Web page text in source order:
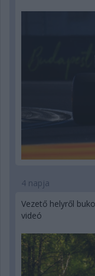
4 napja
Vezető helyről
videó